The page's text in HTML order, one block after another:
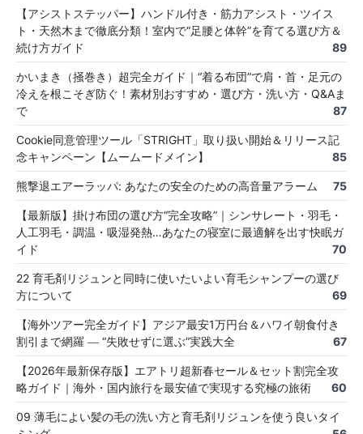
【アシストステッパー】ハンドル付き・筋力アシスト・ツイス
ト・天然木まで徹底分類！室内で“足腰と体幹”を育てる選び方＆
続け方ガイド
89
かいまき（掻巻き）超完全ガイド｜“着る布団”で肩・首・足元の
冷えを根こそぎ防ぐ！素材別おすすめ・選び方・洗い方・Q&Aま
で
87
Cookie同意管理ツール「STRIGHT」取り扱い開始＆リリース記
念キャンペーン【ムームードメイン】
85
熊撃退エアーラッパ: あなたの安全のための高音量アラーム 75
【最新版】掛け布団の選び方“完全攻略”｜シンサレート・羽毛・
人工羽毛・調温・吸湿発熱…あなたの寝室に最適解を出す快眠ガ
イド
70
22 育毛剤リジュンと同時に使いたいよい育毛シャンプーの選び
方について
69
【海外ツアー完全ガイド】アジア最安1万円台＆ハワイ朝食付き
割引まで網羅 ― “失敗せずに選ぶ”実践大全
67
【2026年最新保存版】エアトリ超新春セール＆セット割完全攻
略ガイド｜海外・国内旅行を最安値で実現する究極の旅術
60
09 薄毛によい髪の毛の洗い方と育毛剤リジュンを使う良いタイ